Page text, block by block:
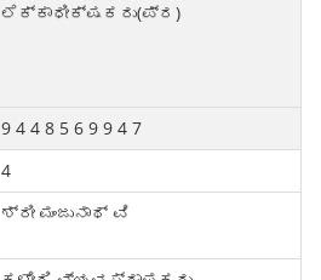
ಲೆಕ್ಕಾಧೀಕ್ಷಕರು(ಪ್ರ)
9 4 4 8 5 6 9 9 4 7
4
ಶ್ರೀ ಮಂಜುನಾಥ್ ವಿ